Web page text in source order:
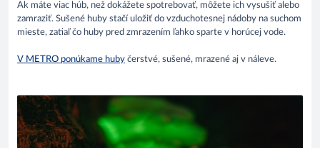
Ak máte viac húb, než dokážete spotrebovať, môžete ich vysušiť alebo
zamraziť. Sušené huby stačí uložiť do vzduchotesnej nádoby na suchom
mieste, zatiaľ čo huby pred zmrazením ľahko sparte v horúcej vode.
V METRO ponúkame huby čerstvé, sušené, mrazené aj v náleve.